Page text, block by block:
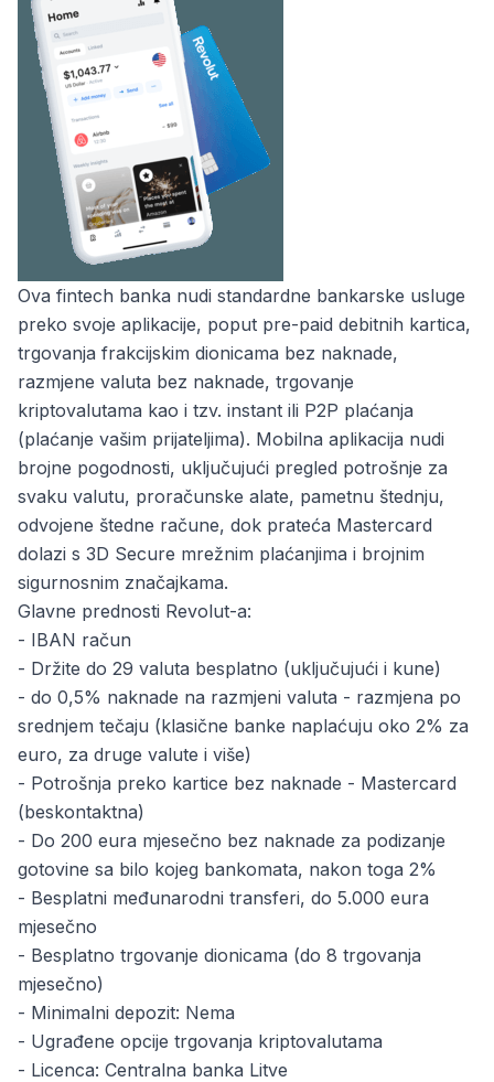
Ova fintech banka nudi standardne bankarske usluge
preko svoje aplikacije, poput pre-paid debitnih kartica,
trgovanja frakcijskim dionicama bez naknade,
razmjene valuta bez naknade, trgovanje
kriptovalutama kao i tzv. instant ili P2P plaćanja
(plaćanje vašim prijateljima). Mobilna aplikacija nudi
brojne pogodnosti, uključujući pregled potrošnje za
svaku valutu, proračunske alate, pametnu štednju,
odvojene štedne račune, dok prateća Mastercard
dolazi s 3D Secure mrežnim plaćanjima i brojnim
sigurnosnim značajkama.
Glavne prednosti Revolut-a:
- IBAN račun
- Držite do 29 valuta besplatno (uključujući i kune)
- do 0,5% naknade na razmjeni valuta - razmjena po
srednjem tečaju (klasične banke naplaćuju oko 2% za
euro, za druge valute i više)
- Potrošnja preko kartice bez naknade - Mastercard
(beskontaktna)
- Do 200 eura mjesečno bez naknade za podizanje
gotovine sa bilo kojeg bankomata, nakon toga 2%
- Besplatni međunarodni transferi, do 5.000 eura
mjesečno
- Besplatno trgovanje dionicama (do 8 trgovanja
mjesečno)
- Minimalni depozit: Nema
- Ugrađene opcije trgovanja kriptovalutama
- Licenca: Centralna banka Litve